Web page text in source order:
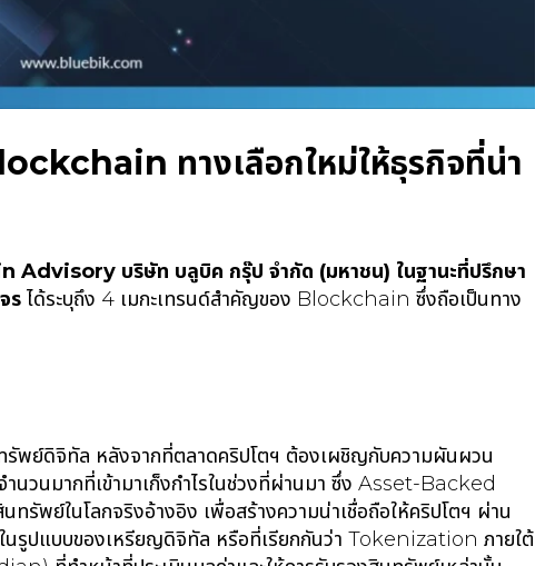
ทางเลือกใหม่ให้ธุรกิจที่น่า
บริษัท บลูบิค กรุ๊ป จำกัด (มหาชน) ในฐานะที่ปรึกษา
ร ได้ระบุถึง 4 เมกะเทรนด์สำคัญของ Blockchain ซึ่งถือเป็นทาง
รัพย์ดิจิทัล หลังจากที่ตลาดคริปโตฯ ต้องเผชิญกับความผันผวน
นวนมากที่เข้ามาเก็งกำไรในช่วงที่ผ่านมา ซึ่ง Asset-Backed
พย์ในโลกจริงอ้างอิง เพื่อสร้างความน่าเชื่อถือให้คริปโตฯ ผ่าน
นรูปแบบของเหรียญดิจิทัล หรือที่เรียกกันว่า Tokenization ภายใต้